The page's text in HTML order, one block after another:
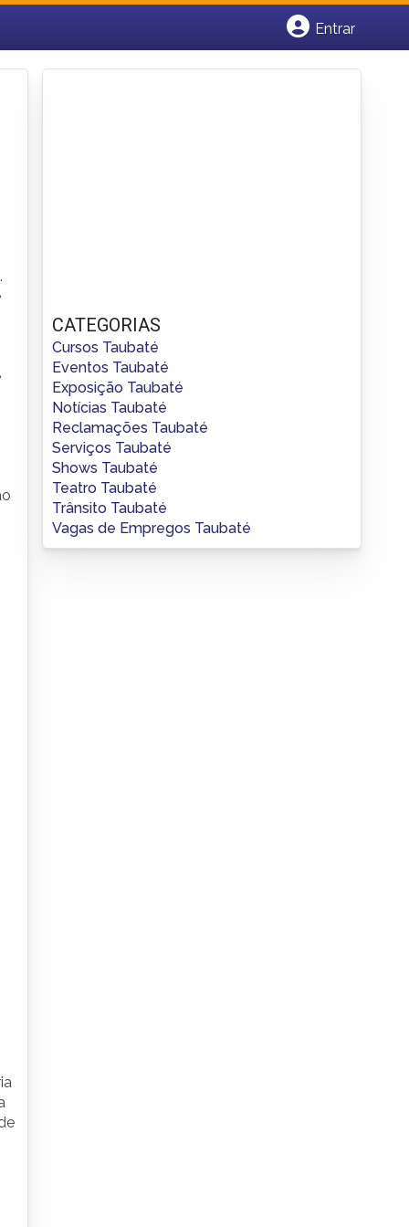
Entrar
CATEGORIAS
Cursos Taubaté
Eventos Taubaté
Exposição Taubaté
Notícias Taubaté
Reclamações Taubaté
Serviços Taubaté
Shows Taubaté
Teatro Taubaté
Trânsito Taubaté
Vagas de Empregos Taubaté